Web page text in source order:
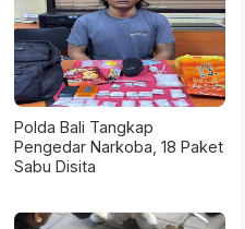
Polda Bali Tangkap
Pengedar Narkoba, 18 Paket
Sabu Disita